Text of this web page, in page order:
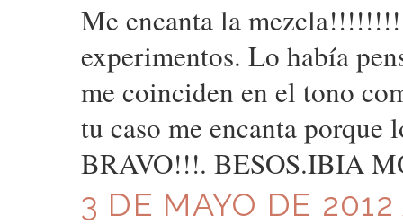
Me encanta la
experimentos. Lo había
me coinciden en el tono
tu caso me encanta porque
BRAVO!!!. BESOS.IBIA
3 DE MAYO DE